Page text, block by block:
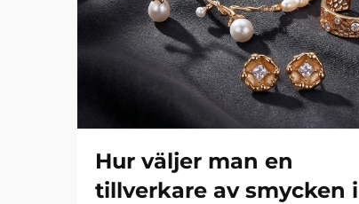
Hur väljer man en
tillverkare av smycken i